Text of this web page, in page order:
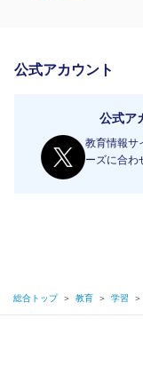
公式アカウント
公式ア
教育情報サ
ーズに合わ
総合トップ ＞ 教育 ＞ 学習 ＞